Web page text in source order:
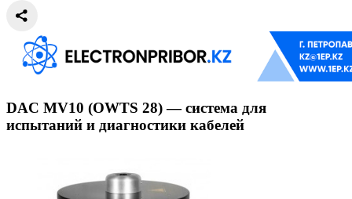
DAC MV10 (OWTS 28) — система для
испытаний и диагностики кабелей